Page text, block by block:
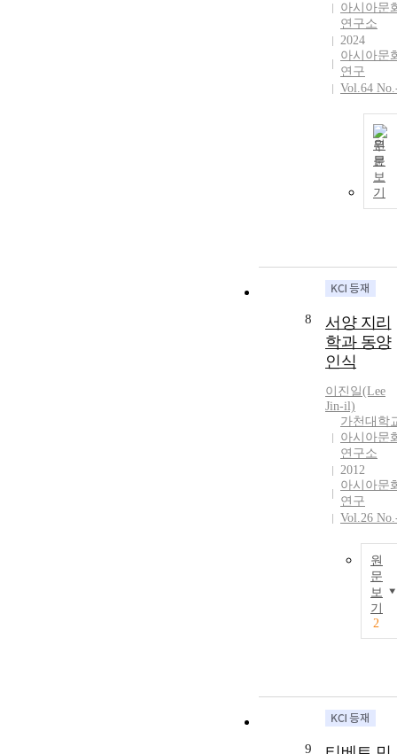
아시아문
연구소
2024
아시아문
연구
Vol.64
원
문
보
기
8
서양 지리
학과 동양
인식
이진일(Lee
Jin-il)
가천대학
아시아문
연구소
2012
아시아문
연구
Vol.26
원
문
보
기
2
9